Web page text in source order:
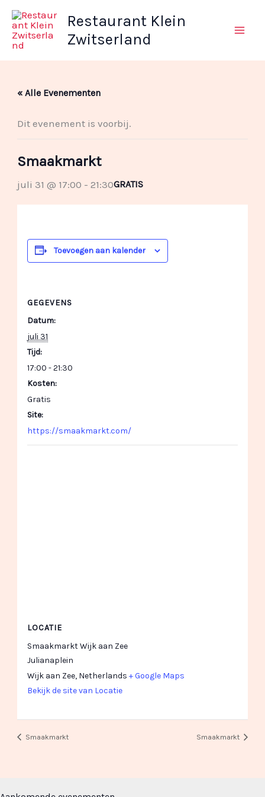
naar
inhoud
Restaurant Klein
Zwitserland
« Alle Evenementen
Dit evenement is voorbij.
Smaakmarkt
juli 31 @ 17:00 -21:30GRATIS
Toevoegen aan kalender
GEGEVENS
Datum:
juli 31
Tijd:
17:00 - 21:30
Kosten:
Gratis
Site:
https://smaakmarkt.com/
LOCATIE
Smaakmarkt Wijk aan Zee
Julianaplein
Wijk aan Zee, Netherlands + Google Maps
Bekijk de site van Locatie
Smaakmarkt Smaakmarkt